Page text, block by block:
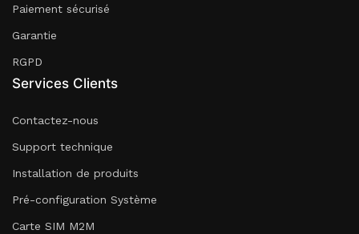
Paiement sécurisé
Garantie
RGPD
Services Clients
Contactez-nous
Support technique
Installation de produits
Pré-configuration Système
Carte SIM M2M